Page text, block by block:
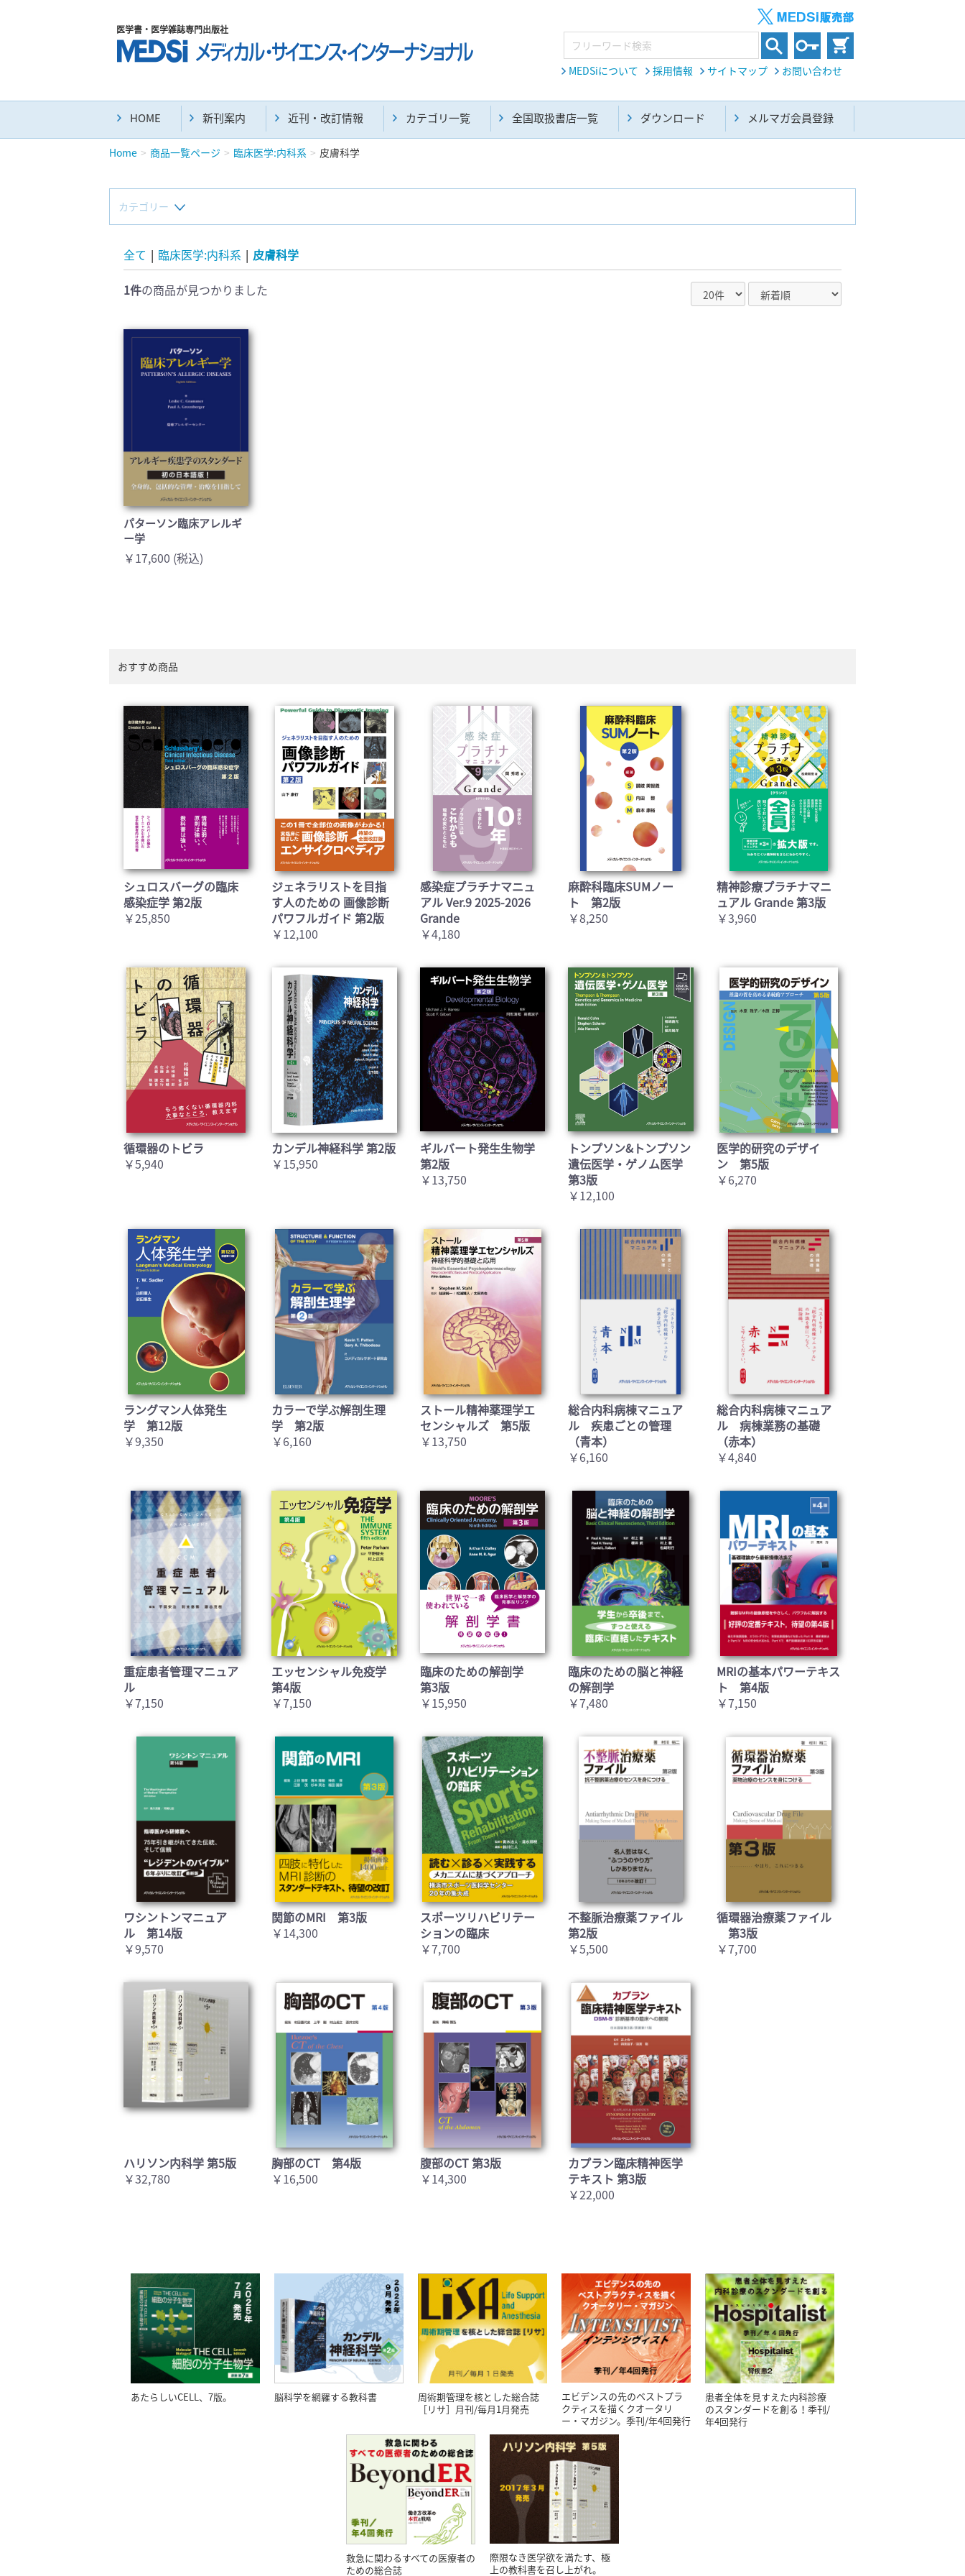
医学書・医学雑誌専門出版社
MEDSiについて 採用情報 サイトマップ お問い合わせ
HOME 新刊案内 近刊・改訂情報 カテゴリ一覧 全国取扱書店一覧 ダウンロード メルマガ会員登録
Home 商品一覧ページ 臨床医学:内科系 皮膚科学
カテゴリー
新刊(直近6ヶ月)(24)
マニュアル(39) 生命科学・関連書籍(38)
臨床医学:一般(359)
基礎医学関連科学(80)
歯科学(3)
衛生・公衆衛生学(14)
全て | 臨床医学:内科系 | 皮膚科学
1件の商品が見つかりました
パターソン臨床アレルギ
ー学
￥17,600 (税込)
お買い物を続ける カートへ進む
おすすめ商品
シュロスバーグの臨床
感染症学 第2版
￥25,850
ジェネラリストを目指
す人のための 画像診断
パワフルガイド 第2版
￥12,100
感染症プラチナマニュ
アル Ver.9 2025-2026
Grande
￥4,180
麻酔科臨床SUMノー
ト 第2版
￥8,250
精神診療プラチナマニ
ュアル Grande 第3版
￥3,960
循環器のトビラ
￥5,940
カンデル神経科学 第2版
￥15,950
ギルバート発生生物学
第2版
￥13,750
トンプソン&トンプソン
遺伝医学・ゲノム医学
第3版
￥12,100
医学的研究のデザイ
ン 第5版
￥6,270
ラングマン人体発生
学 第12版
￥9,350
カラーで学ぶ解剖生理
学 第2版
￥6,160
ストール精神薬理学エ
センシャルズ 第5版
￥13,750
総合内科病棟マニュア
ル 疾患ごとの管理
（青本）
￥6,160
総合内科病棟マニュア
ル 病棟業務の基礎
（赤本）
￥4,840
重症患者管理マニュア
ル
￥7,150
エッセンシャル免疫学
第4版
￥7,150
臨床のための解剖学
第3版
￥15,950
臨床のための脳と神経
の解剖学
￥7,480
MRIの基本パワーテキス
ト 第4版
￥7,150
ワシントンマニュア
ル 第14版
￥9,570
関節のMRI 第3版
￥14,300
スポーツリハビリテー
ションの臨床
￥7,700
不整脈治療薬ファイル
第2版
￥5,500
循環器治療薬ファイル
第3版
￥7,700
ハリソン内科学 第5版
￥32,780
胸部のCT 第4版
￥16,500
腹部のCT 第3版
￥14,300
カプラン臨床精神医学
テキスト 第3版
￥22,000
あたらしいCELL、7版。 脳科学を網羅する教科書
周術期管理を核とした総合誌
［リサ］月刊/毎月1月発売
エビデンスの先のベストプラ
クティスを描くクオータリ
ー・マガジン。季刊/年4回発行
患者全体を見すえた内科診療
のスタンダードを創る！季刊/
年4回発行
救急に関わるすべての医療者の
ための総合誌
際限なき医学欲を満たす、極
上の教科書を召し上がれ。